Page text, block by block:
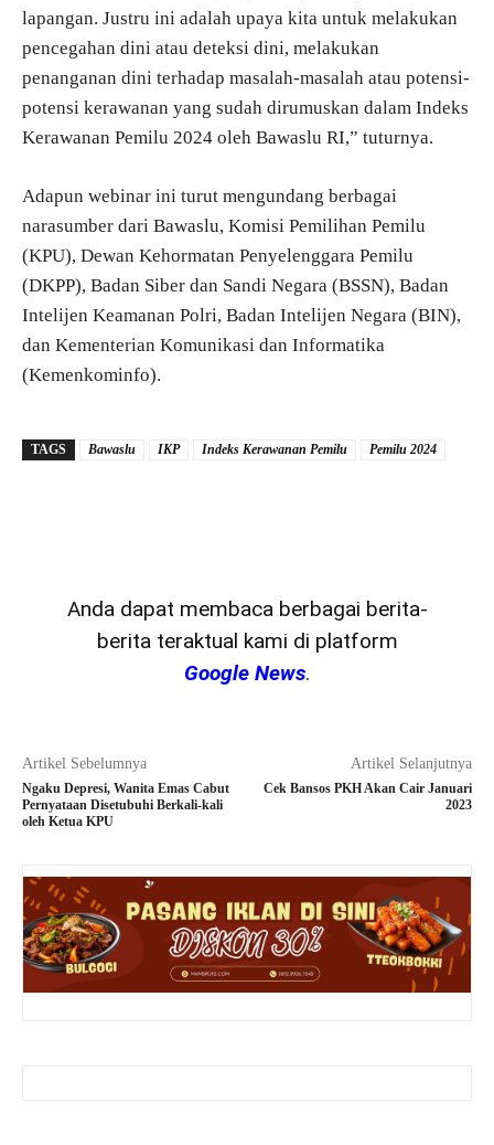
lapangan. Justru ini adalah upaya kita untuk melakukan
pencegahan dini atau deteksi dini, melakukan
penanganan dini terhadap masalah-masalah atau potensi-
potensi kerawanan yang sudah dirumuskan dalam Indeks
Kerawanan Pemilu 2024 oleh Bawaslu RI,” tuturnya.
Adapun webinar ini turut mengundang berbagai
narasumber dari Bawaslu, Komisi Pemilihan Pemilu
(KPU), Dewan Kehormatan Penyelenggara Pemilu
(DKPP), Badan Siber dan Sandi Negara (BSSN), Badan
Intelijen Keamanan Polri, Badan Intelijen Negara (BIN),
dan Kementerian Komunikasi dan Informatika
(Kemenkominfo).
TAGS Bawaslu IKP Indeks Kerawanan Pemilu Pemilu 2024
Anda dapat membaca berbagai berita-
berita teraktual kami di platform
Google News.
Artikel Sebelumnya
Ngaku Depresi, Wanita Emas Cabut
Pernyataan Disetubuhi Berkali-kali
oleh Ketua KPU
Artikel Selanjutnya
Cek Bansos PKH Akan Cair Januari
2023